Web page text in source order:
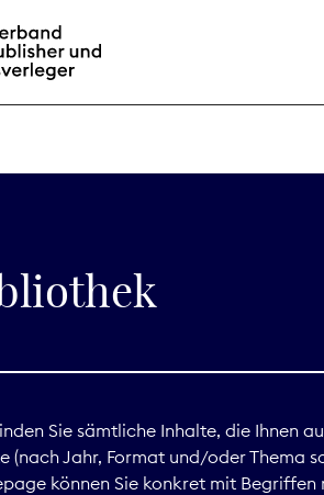
BDZVplus GmbH
Service
Sie sämtliche Inhalte, die Ihnen
(nach Jahr, Format und/oder Thema
können Sie konkret mit Begriffen